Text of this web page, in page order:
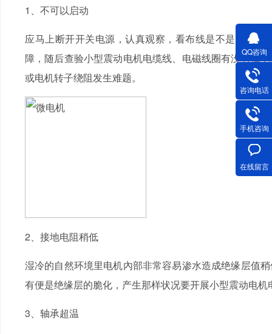
1、不可以启动
应马上断开开关电源，认真观察，看布线是不是有什
障，随后查验小型震动电机电缆线、电磁线圈有没有插
或电机转子绕阻发生难题。
2、接地电阻稍低
湿冷的自然环境里电机內部非常容易渗水造成绝缘层值
有便是绝缘层的脆化，产生那样状况要开展小型震动电
3、轴承超温
QQ咨询
咨询电话
手机咨询
在线留言